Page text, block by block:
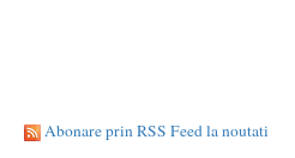
Abonare prin RSS Feed la noutati